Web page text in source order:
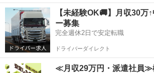
す。 大切に乗り、定期的にメンテナンスしてきました。 屋外
たため、フレームや各部に傷、汚れ、塗装の傷み
ます。...
高知 土佐郡 ロードバイク
【未経験OK🚚】月収30万
ー募集
完全週休2日で安定転職
ドライバーダイレクト
≪月収29万円・派遣社員≫